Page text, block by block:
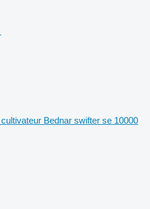
cultivateur Bednar swifter se 10000